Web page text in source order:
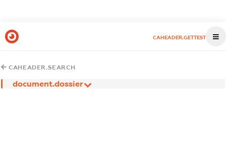
CAHEADER.GETTEST
CAHEADER.SEARCH
document.dossier